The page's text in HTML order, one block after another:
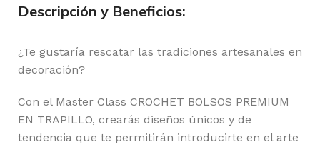
Descripción y Beneficios:
¿Te gustaría rescatar las tradiciones artesanales en
decoración?
Con el Master Class CROCHET BOLSOS PREMIUM
EN TRAPILLO, crearás diseños únicos y de
tendencia que te permitirán introducirte en el arte